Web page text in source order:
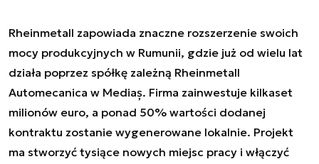
Rheinmetall zapowiada znaczne rozszerzenie swoich
mocy produkcyjnych w Rumunii, gdzie już od wielu lat
działa poprzez spółkę zależną Rheinmetall
Automecanica w Mediaș. Firma zainwestuje kilkaset
milionów euro, a ponad 50% wartości dodanej
kontraktu zostanie wygenerowane lokalnie. Projekt
ma stworzyć tysiące nowych miejsc pracy i włączyć